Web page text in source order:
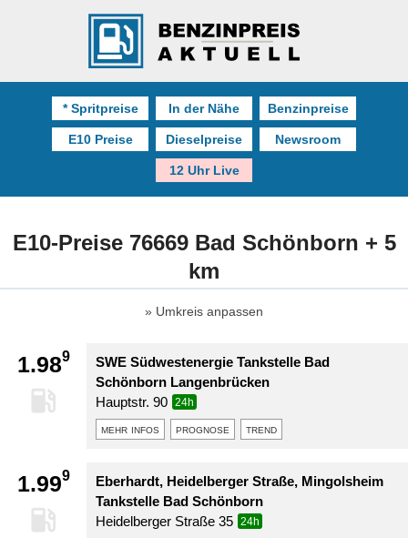
* Spritpreise In der Nähe Benzinpreise
E10 Preise Dieselpreise Newsroom
12 Uhr Live
E10-Preise 76669 Bad Schönborn + 5
km
Umkreis anpassen
1.989
SWE Südwestenergie Tankstelle Bad
Schönborn Langenbrücken
Hauptstr. 90
24h
mehr infos prognose trend
1.999
Eberhardt, Heidelberger Straße, Mingolsheim
Tankstelle Bad Schönborn
Heidelberger Straße 35
24h